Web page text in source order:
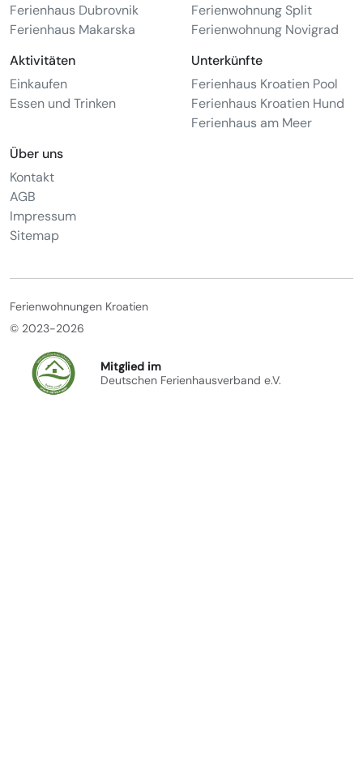
Ferienhaus Dubrovnik
Ferienhaus Makarska
Ferienwohnung Split
Ferienwohnung Novigrad
Aktivitäten
Einkaufen
Essen und Trinken
Unterkünfte
Ferienhaus Kroatien Pool
Ferienhaus Kroatien Hund
Ferienhaus am Meer
Über uns
Kontakt
AGB
Impressum
Sitemap
Ferienwohnungen Kroatien
© 2023-2026
Mitglied im
Deutschen Ferienhausverband e.V.